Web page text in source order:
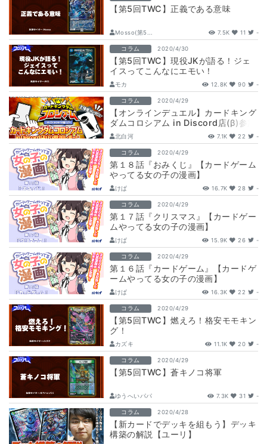
【第5回TWC】正義である意味
Mosso(第5... 7.5K 11 -
コラム 2020/4/30
【第5回TWC】現役JKが語る！ジェ
イスってこんなにエモい！
モカ 12.8K 90 -
コラム 2020/4/29
【オンラインデュエル】カードキング
ダムコロシアム in Discord店(β)参加
レポート【執筆：北白河】
北白河 7.1K 22 -
コラム 2020/4/29
第１８話『おみくじ』【カードゲーム
やってる女の子の漫画】
けぱ 16.7K 28 -
コラム 2020/4/29
第１７話『クリスマス』【カードゲー
ムやってる女の子の漫画】
けぱ 15.9K 26 -
コラム 2020/4/29
第１６話『カードゲーム』【カードゲ
ームやってる女の子の漫画】
けぱ 16.3K 22 -
コラム 2020/4/29
【第5回TWC】燃えろ！格安モモキン
グ！
カズキ 11.1K 20 -
コラム 2020/4/29
【第5回TWC】蒼キノコ将軍
ゆうへいパパ 7.3K 31 -
コラム 2020/4/28
【新カードでデッキを組もう】デッキ
構築の解説【ユーリ】